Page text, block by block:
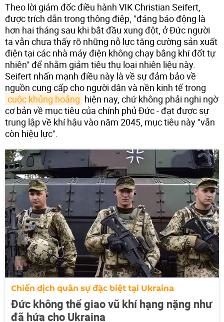
Theo lời giám đốc điều hành VIK Christian Seifert,
được trích dẫn trong thông điệp, "đáng báo động là
hơn hai tháng sau khi bắt đầu xung đột, ở Đức người
ta vẫn chưa thấy rõ những nỗ lực tăng cường sản xuất
điện tại các nhà máy điện không chạy bằng khí đốt tự
nhiên" để nhằm giảm tiêu thụ loại nhiên liệu này.
Seifert nhấn mạnh điều này là về sự đảm bảo về
nguồn cung cấp cho người dân và nền kinh tế trong
cuộc khủng hoảng hiện nay, chứ không phải nghi ngờ
cơ bản về mục tiêu của chính phủ Đức - đạt được sự
trung lập về khí hậu vào năm 2045, mục tiêu này "vẫn
còn hiệu lực".
Chiến dịch quân sự đặc biệt tại Ukraina
Đức không thể giao vũ khí hạng nặng như
đã hứa cho Ukraina